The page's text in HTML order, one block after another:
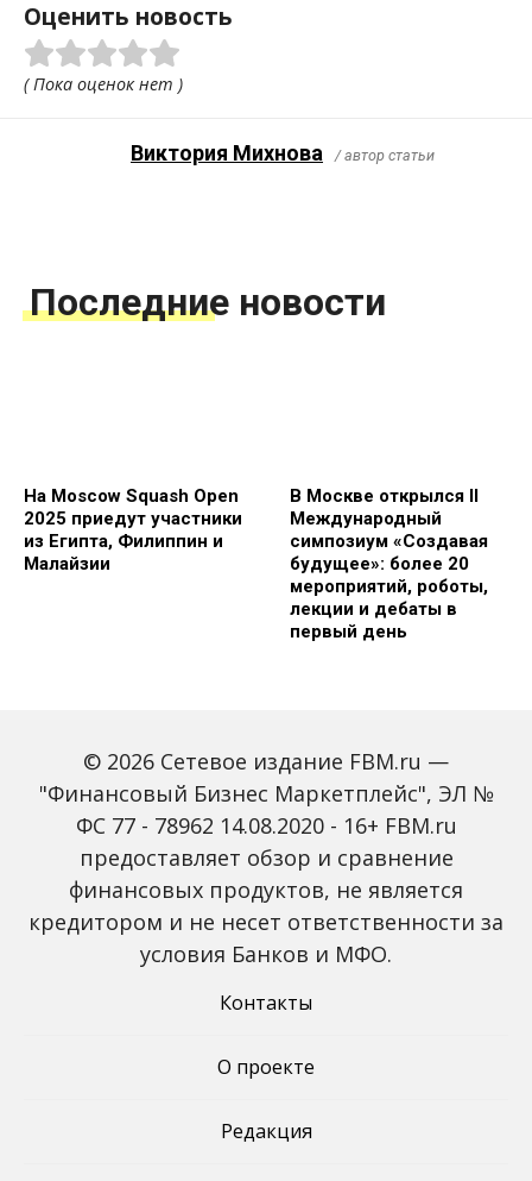
Оценить новость
( Пока оценок нет )
Виктория Михнова / автор статьи
Последние новости
На Moscow Squash Open
2025 приедут участники
из Египта, Филиппин и
Малайзии
В Москве открылся II
Международный
симпозиум «Создавая
будущее»: более 20
мероприятий, роботы,
лекции и дебаты в
первый день
Зарплаты вырастут,
банки включат защиту
от мошенников: какие
новые законы ждут
россиян с октября
Россиян предупредили
мошенников на фоне
снижения ключевой
ставки
© 2026 Сетевое издание FBM.ru —
"Финансовый Бизнес Маркетплейс", ЭЛ №
ФС 77 - 78962 14.08.2020 - 16+ FBM.ru
предоставляет обзор и сравнение
финансовых продуктов, не является
кредитором и не несет ответственности за
условия Банков и МФО.
Контакты
О проекте
Редакция